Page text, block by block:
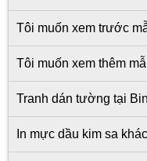
Tôi muốn xem trước
Tôi muốn xem thêm
Tranh dán tường tại
In mực dầu kim sa